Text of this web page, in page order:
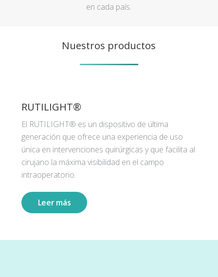
en cada país.
Nuestros productos
RUTILIGHT®
El RUTILIGHT® es un dispositivo de última
generación que ofrece una experiencia de uso
única en intervenciones quirúrgicas y que facilita al
cirujano la máxima visibilidad en el campo
intraoperatorio.
Leer más